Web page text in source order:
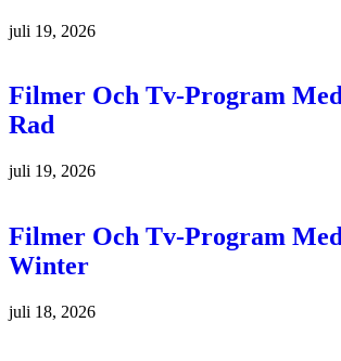
juli 19, 2026
Filmer Och Tv-Program Med
Rad
juli 19, 2026
Filmer Och Tv-Program
Winter
juli 18, 2026